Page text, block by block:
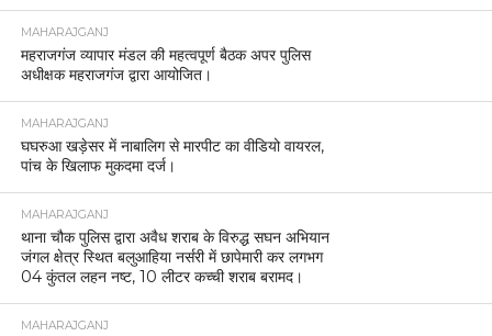
MAHARAJGANJ
महराजगंज व्यापार मंडल की महत्वपूर्ण बैठक अपर पुलिस
अधीक्षक महराजगंज द्वारा आयोजित।
MAHARAJGANJ
घघरुआ खड़ेसर में नाबालिग से मारपीट का वीडियो वायरल,
पांच के खिलाफ मुकदमा दर्ज।
MAHARAJGANJ
थाना चौक पुलिस द्वारा अवैध शराब के विरुद्ध सघन अभियान
जंगल क्षेत्र स्थित बलुआहिया नर्सरी में छापेमारी कर लगभग
04 कुंतल लहन नष्ट, 10 लीटर कच्ची शराब बरामद।
MAHARAJGANJ